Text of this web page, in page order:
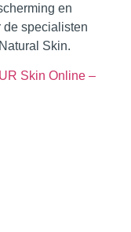
en
de specialisten
Skin.
Skin Online –